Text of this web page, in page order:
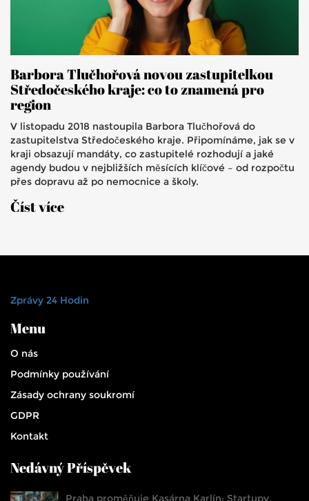
Barbora Tlučhořová novou zastupitelkou
Středočeského kraje: co to znamená pro
region
V listopadu 2018 nastoupila Barbora Tlučhořová do
zastupitelstva Středočeského kraje. Připomínáme, jak se v
kraji obsazují mandáty, co zastupitelé rozhodují a jaké
agendy budou v nejbližších měsících klíčové – od rozpočtu
přes dopravu až po nemocnice a školy.
Číst více
Zprávy 24 Hodin
Menu
O nás
Podmínky používání
Zásady ochrany soukromí
GDPR
Kontakt
Nedávný Příspěvek
Praha proměňuje Kasárna Karlín: Startupy,